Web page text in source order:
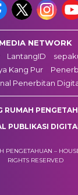
MEDIA NETWORK
LantangID
Kang Pur
Penerbitan
RUMAH
PUBLIKASI
PENGETAHUAN –
RIGHTS RESERVED